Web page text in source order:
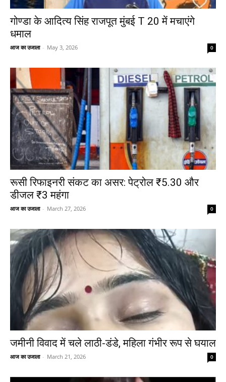
गोण्डा के आदित्य सिंह राजपूत मुंबई T 20 में मचाएंगे
धमाल
आज का उजाला - May 3, 2026 0
रूसी रिफाइनरी संकट का असर: पेट्रोल ₹5.30 और
डीजल ₹3 महंगा
आज का उजाला - March 27, 2026 0
जमीनी विवाद में चले लाठी-डंडे, महिला गंभीर रूप से घयाल
आज का उजाला - March 21, 2026 0